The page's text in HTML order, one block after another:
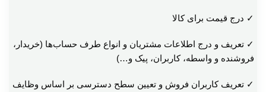
✓ درج قیمت برای کالا
✓ تعریف و درج اطلاعات مشتریان و انواع طرف حساب‌ها (خریدار،
فروشنده و واسطه، کاربران، پیک و…)
✓ تعریف کاربران فروش و تعیین سطح دسترسی بر اساس وظایف